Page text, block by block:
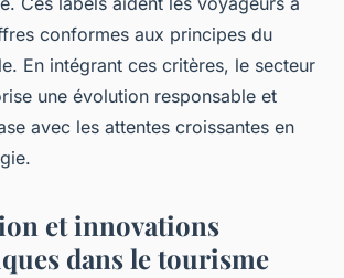
conformes aux principes du
En intégrant ces critères, le secteur
une évolution responsable et
avec les attentes croissantes en
et innovations
dans le tourisme